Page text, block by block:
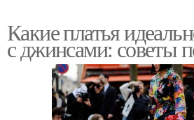
Какие платья
с джинсами: советы